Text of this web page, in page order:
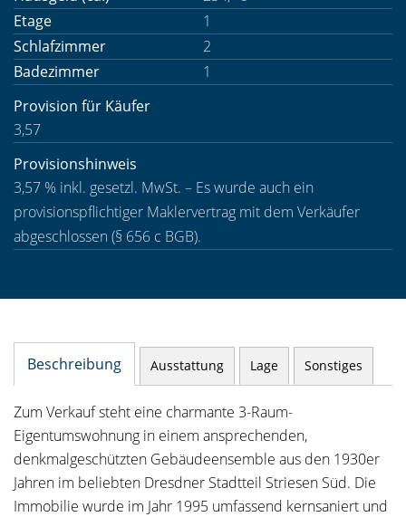
Etage
1
Schlafzimmer
2
Badezimmer
1
Provision für Käufer
3,57
Provisionshinweis
3,57 % inkl. gesetzl. MwSt. – Es wurde auch ein
provisionspflichtiger Maklervertrag mit dem Verkäufer
abgeschlossen (§ 656 c BGB).
Beschreibung Ausstattung Lage Sonstiges
Zum Verkauf steht eine charmante 3-Raum-
Eigentumswohnung in einem ansprechenden,
denkmalgeschützten Gebäudeensemble aus den 1930er
Jahren im beliebten Dresdner Stadtteil Striesen Süd. Die
Immobilie wurde im Jahr 1995 umfassend kernsaniert und